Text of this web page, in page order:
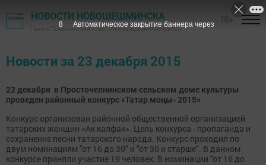
НОВОСТИ НОВОШЕШМИНСКА
Газета "Шешминская новь" - Новошешминский район
Новости за 23 декабря 2015
22 декабря в Просточелнинском сельском доме культуры
проведен районный конкурс «Татар моңы- 2015»
Конкурс организован районной общественной организацией
татарских женщин «Ак калфак». Цель конкурса - пропаганда и
сохранение песни татарского народа. Конкурс проходил по
двум номинациям "от 16 до 30" и "от 30 и старше". В данном
конкурсе приняли участие 19 человек. В номинации "от 16 до
8 Автоматическое закрытие баннера через